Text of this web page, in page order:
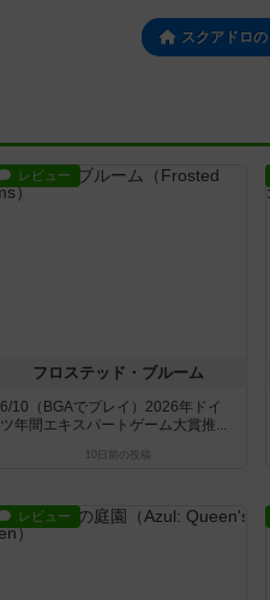
スクアドロ
レビュー
フロステッド・ブルーム
6/10（BGAでプレイ）2026年ドイ
ツ年間エキスパートゲーム大賞推...
10日前 の投稿
レビュー